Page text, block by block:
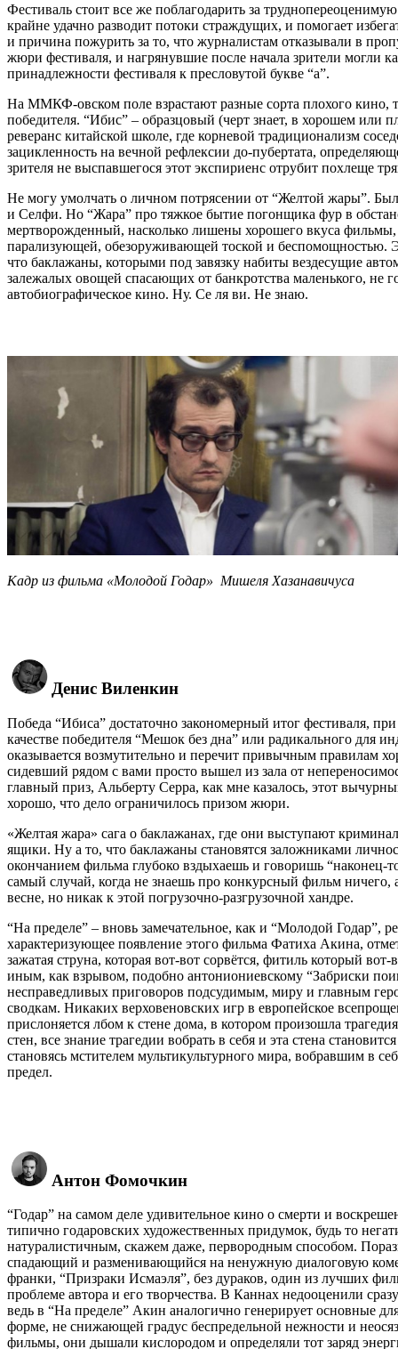
Фестиваль стоит все же поблагодарить за
крайне удачно разводит потоки страждущих, и помогает
и причина пожурить за то, что журналистам отказывали в
жюри фестиваля, и нагрянувшие после начала зрители могли
принадлежности фестиваля к пресловутой букве “а”.
На ММКФ-овском поле взрастают разные сорта плохого кино,
победителя. “Ибис” – образцовый (черт знает, в хорошем или
реверанс китайской школе, где корневой традиционализм
зацикленность на вечной рефлексии до-пубертата,
зрителя не выспавшегося этот экспириенс отрубит похлеще
Не могу умолчать о личном потрясении от “Желтой жары”.
и Селфи. Но “Жара” про тяжкое бытие погонщика фур в
мертворожденный, насколько лишены хорошего вкуса
парализующей, обезоруживающей тоской и беспомощностью.
что баклажаны, которыми под завязку набиты вездесущие
залежалых овощей спасающих от банкротства маленького, не
автобиографическое кино. Ну. Се ля ви. Не знаю.
Кадр из фильма «Молодой Годар» Мишеля Хазанавичуса
Денис Виленкин
Победа “Ибиса” достаточно закономерный итог фестиваля,
качестве победителя “Мешок без дна” или радикального для
оказывается возмутительно и перечит привычным правилам
сидевший рядом с вами просто вышел из зала от
главный приз, Альберту Серра, как мне казалось, этот
хорошо, что дело ограничилось призом жюри.
«Желтая жара» сага о баклажанах, где они выступают
ящики. Ну а то, что баклажаны становятся заложниками
окончанием фильма глубоко вздыхаешь и говоришь “наконец-
самый случай, когда не знаешь про конкурсный фильм
весне, но никак к этой погрузочно-разгрузочной хандре.
“На пределе” – вновь замечательное, как и “Молодой Годар”,
характеризующее появление этого фильма Фатиха Акина,
зажатая струна, которая вот-вот сорвётся, фитиль который
иным, как взрывом, подобно антониониевскому “Забриски
несправедливых приговоров подсудимым, миру и главным
сводкам. Никаких верховеновских игр в европейское
прислоняется лбом к стене дома, в котором произошла
стен, все знание трагедии вобрать в себя и эта стена
становясь мстителем мультикультурного мира, вобравшим в
предел.
Антон Фомочкин
“Годар” на самом деле удивительное кино о смерти и
типично годаровских художественных придумок, будь то
натуралистичным, скажем даже, первородным способом.
спадающий и разменивающийся на ненужную диалоговую
франки, “Призраки Исмаэля”, без дураков, один из лучших
проблеме автора и его творчества. В Каннах недооценили
ведь в “На пределе” Акин аналогично генерирует основные
форме, не снижающей градус беспредельной нежности и
фильмы, они дышали кислородом и определяли тот заряд